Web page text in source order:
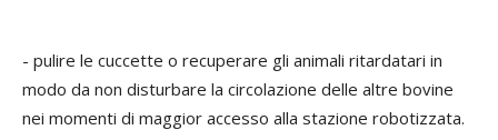
- pulire le cuccette o recuperare gli animali ritardatari in
modo da non disturbare la circolazione delle altre bovine
nei momenti di maggior accesso alla stazione robotizzata.